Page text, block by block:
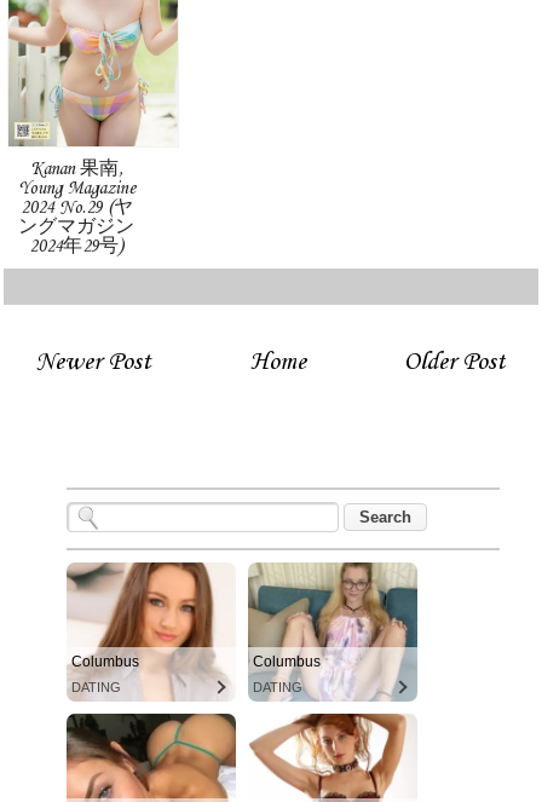
Kanan 果南,
Young Magazine
2024 No.29 (ヤ
ングマガジン
2024年29号)
Newer Post Older Post
Home
Columbus
DATING
Columbus
DATING